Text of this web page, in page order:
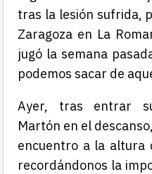
tras la lesión sufrida,
Zaragoza en La
jugó la semana
podemos sacar de
Ayer, tras entrar
Martón en el
encuentro a la altura
recordándonos la